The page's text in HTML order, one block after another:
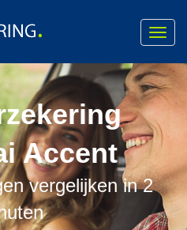
Accent
vergelijken in 2